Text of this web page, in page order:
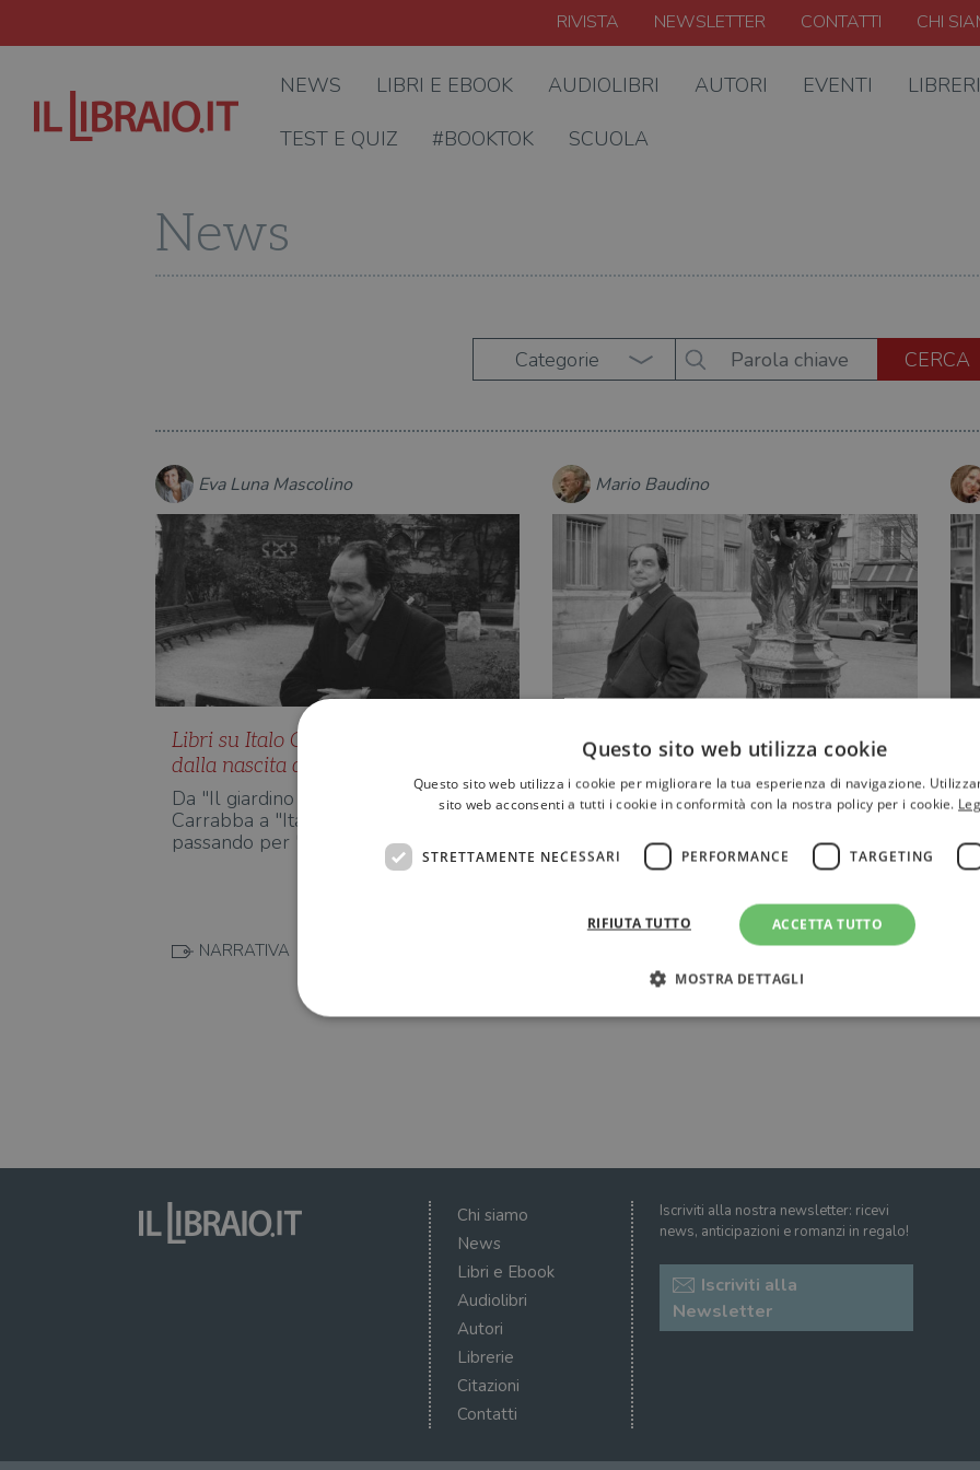
RIVISTA NEWSLETTER CONTATTI CHI
NEWS LIBRI E EBOOK AUDIOLIBRI AUTORI EVENTI
TEST E QUIZ #BOOKTOK SCUOLA
News
Categorie
Eva Luna Mascolino
Libri su Italo Calvino, a 100 anni
dalla nascita dello scrittore
Da "Il giardino di Italo" di Enzo Fileno
Carrabba a "Italo" di Silvio Perrella,
passando per "Lo sco…
NARRATIVA
Mario Baudino
L'enigma Calvino, seduttore
intellettuale
A 100 anni dalla nascita dello
scrittore, Ernesto Ferrero ha dedicato
un libro a Calvino, scrittore …
Chi siamo
News
Libri e Ebook
Audiolibri
Autori
Librerie
Citazioni
Contatti
Iscriviti alla nostra newsletter: ricevi
news, anticipazioni e romanzi in regalo!
Iscriviti alla
Newsletter
Questo sito web utilizza cookie
Questo sito web utilizza i cookie per migliorare la tua esperienza di navigazione.
sito web acconsenti a tutti i cookie in conformità con la nostra policy per i cookie.
STRETTAMENTE NECESSARI PERFORMANCE TARGETING
ACCETTA TUTTO
RIFIUTA TUTTO
MOSTRA DETTAGLI
Dominio
wordpress_test_cookie
Inc.
Sessione
WordPress imposta questo cookie quando accedi
cookie viene utilizzato per verificare se il browser
consentire o rifiutare i cookie.
wordpress_sec_[hash] .illibraio.it Sessione
Usato per gestire la sessione degli utenti loggati sul
wordpress_logged_in_[hash]
.illibraio.it Sessione
Usato per gestire la sessione degli utenti loggati sul
CookieScriptConsent
1 mese Memorizza lo stato del consenso ai cookie
settimana
3 giorni